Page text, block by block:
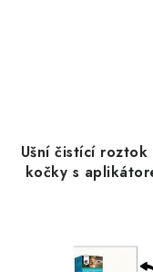
Ušní čistící roztok
kočky s